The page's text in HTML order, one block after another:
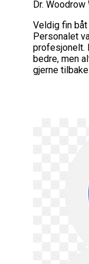
Dr. Woodrow
Veldig fin
Personalet
profesjonelt.
bedre, men
gjerne